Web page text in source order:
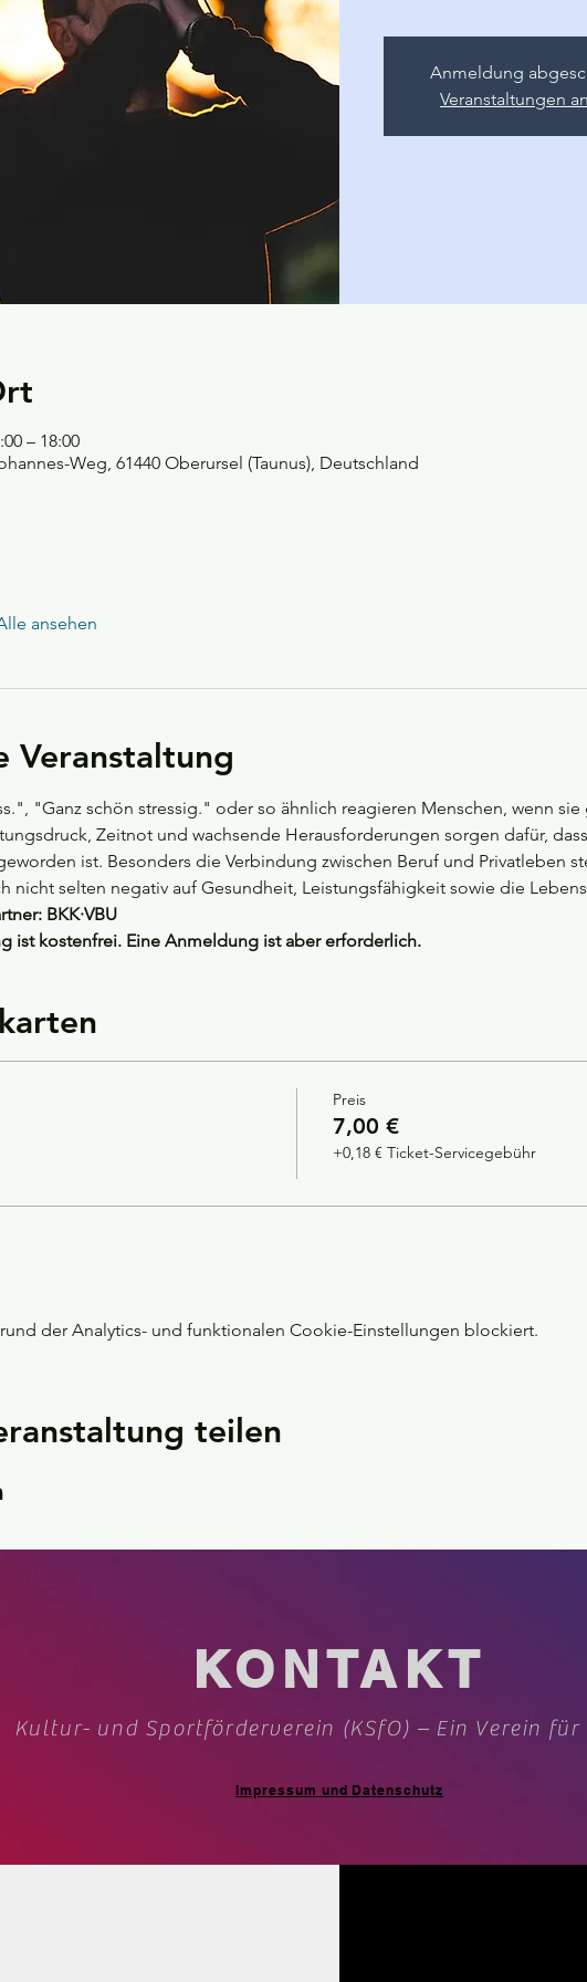
Anmeldung
Veranstaltungen
– 18:00
Weg, 61440 Oberursel (Taunus), Deutschland
ansehen
Veranstaltung
"Ganz schön stressig." oder so ähnlich reagieren Menschen, wenn
Zeitnot und wachsende Herausforderungen sorgen dafür,
ist. Besonders die Verbindung zwischen Beruf und Privatleben
nicht selten negativ auf Gesundheit, Leistungsfähigkeit sowie die
BKK·VBU
ist kostenfrei. Eine Anmeldung ist aber erforderlich.
Preis
7,00 €
+0,18 € Ticket-Servicegebühr
der Analytics- und funktionalen Cookie-Einstellungen blockiert.
teilen
KONTAKT
Kultur- und Sportförderverein (KSfO) – Ein Verein für
Impressum und Datenschutz